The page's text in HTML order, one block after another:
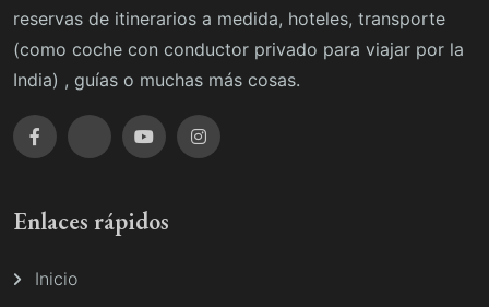
reservas de itinerarios a medida, hoteles, transporte
(como coche con conductor privado para viajar por la
India) , guías o muchas más cosas.
Enlaces rápidos
Inicio